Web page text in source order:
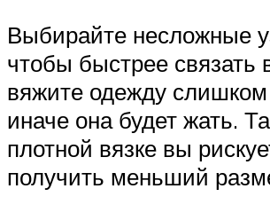
Выбирайте несложные
чтобы быстрее
вяжите одежду слишком
иначе она будет жать.
плотной вязке вы
получить меньший